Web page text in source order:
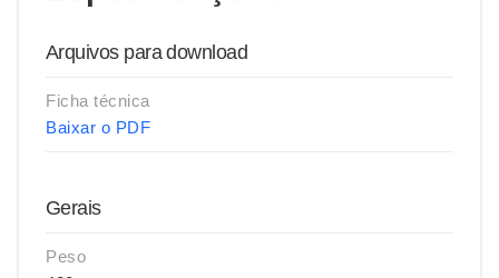
Arquivos para download
Ficha técnica
Baixar o PDF
Gerais
Peso